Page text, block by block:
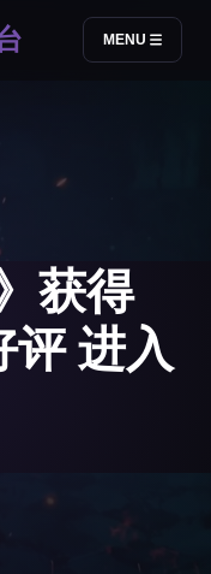
MENU
获得
进入